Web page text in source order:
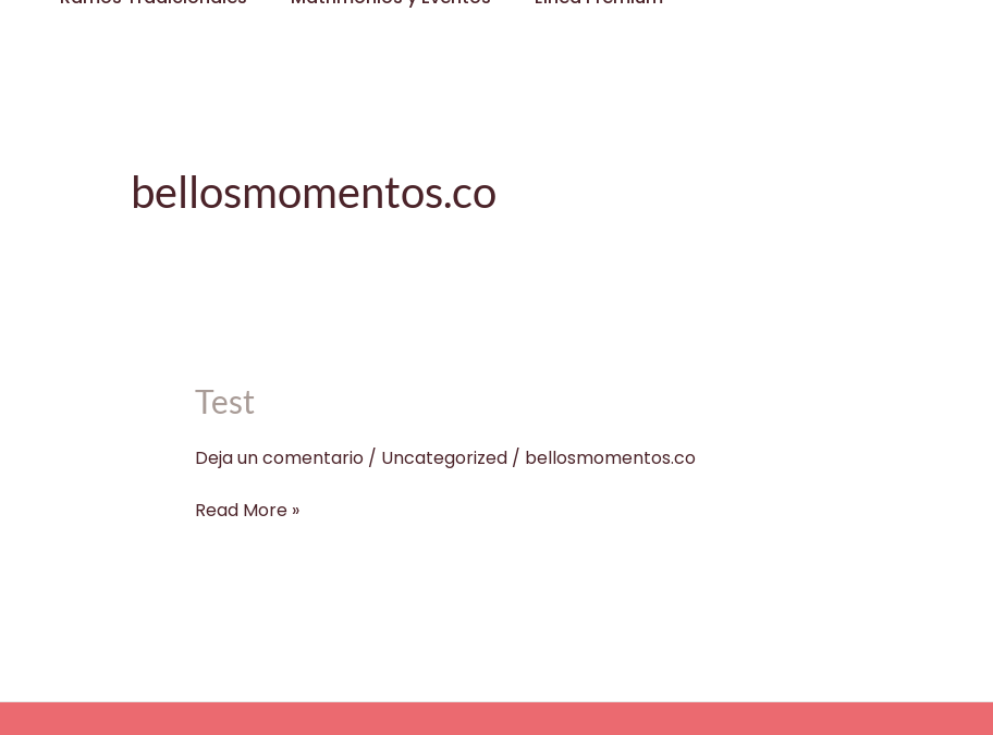
bellosmomentos.co
Test
Deja un comentario / Uncategorized/ bellosmomentos.co
Test
Read More »